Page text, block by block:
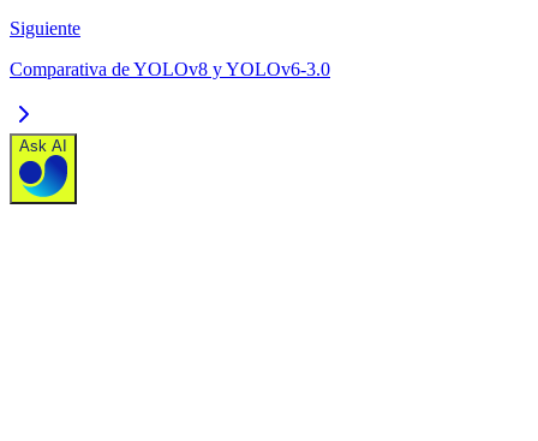
Siguiente
Comparativa de YOLOv8 y YOLOv6-3.0
Ask AI